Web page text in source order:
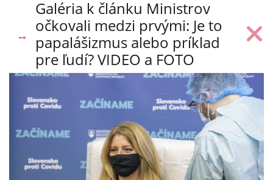
Galéria k článku Ministrov
očkovali medzi prvými: Je to
papalášizmus alebo príklad
pre ľudí? VIDEO a FOTO